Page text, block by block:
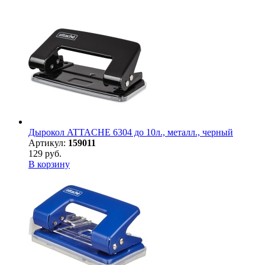
Дырокол ATTACHE 6304 до 10л., металл., черный
Артикул: 159011
129 руб.
В корзину